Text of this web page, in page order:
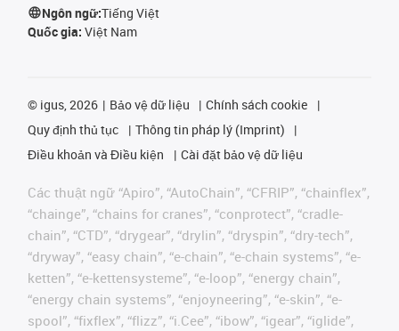
Ngôn ngữ:Tiếng Việt
Quốc gia: Việt Nam
© igus, 2026 Bảo vệ dữ liệu
Chính sách cookie
Quy định thủ tục
Thông tin pháp lý (Imprint)
Điều khoản và Điều kiện
Cài đặt bảo vệ dữ liệu
Các thuật ngữ “Apiro”, “AutoChain”, “CFRIP”, “chainflex”,
“chainge”, “chains for cranes”, “conprotect”, “cradle-
chain”, “CTD”, “drygear”, “drylin”, “dryspin”, “dry-tech”,
“dryway”, “easy chain”, “e-chain”, “e-chain systems”, “e-
ketten”, “e-kettensysteme”, “e-loop”, “energy chain”,
“energy chain systems”, “enjoyneering”, “e-skin”, “e-
spool”, “fixflex”, “flizz”, “i.Cee”, “ibow”, “igear”, “iglide”,